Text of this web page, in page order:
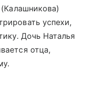
успехи,
Дочь Наталья
отца,